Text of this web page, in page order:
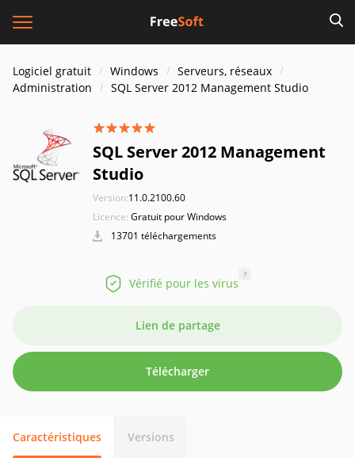
Logiciel gratuit Windows
Serveurs, réseaux
Administration
SQL Server 2012 Management Studio
SQL Server 2012 Management
Studio
Version:11.0.2100.60
Licence: Gratuit pour Windows
13701 téléchargements
Vérifié pour les virus
?
Lien de partage
Télécharger
Caractéristiques Versions